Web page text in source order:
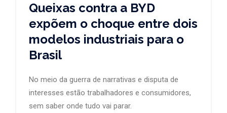
Queixas contra a BYD
expõem o choque entre dois
modelos industriais para o
Brasil
No meio da guerra de narrativas e disputa de
interesses estão trabalhadores e consumidores,
sem saber onde tudo vai parar.